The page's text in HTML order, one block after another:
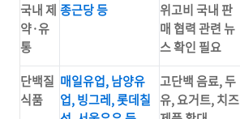
국내 제
약·유
통
종근당 등
위고비 국내 판
매 협력 관련 뉴
스 확인 필요
단백질
식품
매일유업, 남양유
업, 빙그레, 롯데칠
고단백 음료, 두
유, 요거트, 치즈